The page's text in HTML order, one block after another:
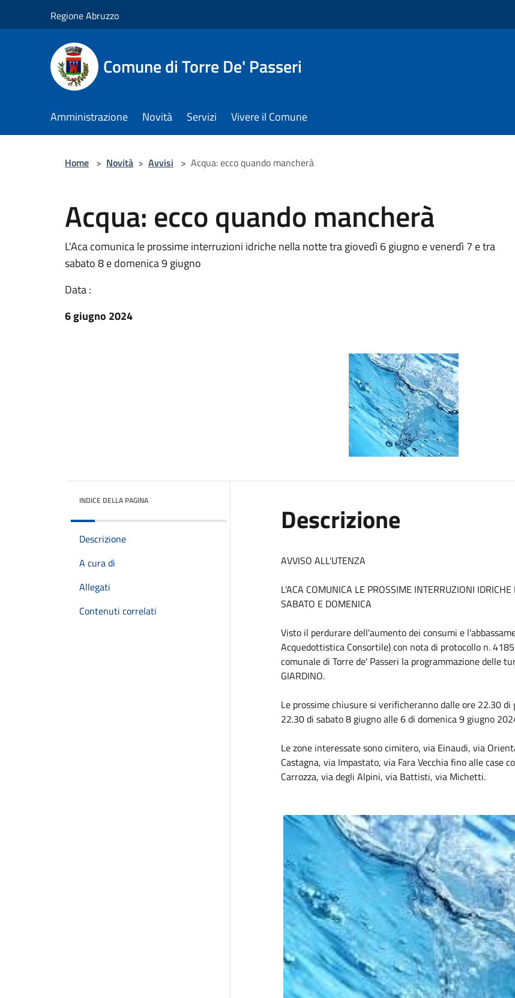
Regione Abruzzo
Comune di Torre De' Passeri
Amministrazione Novità Servizi Vivere il Comune
Home > Novità > Avvisi > Acqua: ecco quando mancherà
Acqua: ecco quando mancherà
L'Aca comunica le prossime interruzioni idriche nella notte tra giovedì 6 giugno e venerdì 7 e tra
sabato 8 e domenica 9 giugno
Data :
6 giugno 2024
INDICE DELLA PAGINA
Descrizione
A cura di
Allegati
Contenuti correlati
Descrizione
AVVISO ALL'UTENZA
L'ACA COMUNICA LE PROSSIME INTERRUZIONI
SABATO E DOMENICA
Visto il perdurare dell'aumento dei consumi e
Acquedottistica Consortile) con nota di protocollo n.
comunale di Torre de' Passeri la programmazione delle
GIARDINO.
Le prossime chiusure si verificheranno dalle ore 22.30
22.30 di sabato 8 giugno alle 6 di domenica 9 giugno
Le zone interessate sono cimitero, via Einaudi, via
Castagna, via Impastato, via Fara Vecchia fino alle case
Carrozza, via degli Alpini, via Battisti, via Michetti.